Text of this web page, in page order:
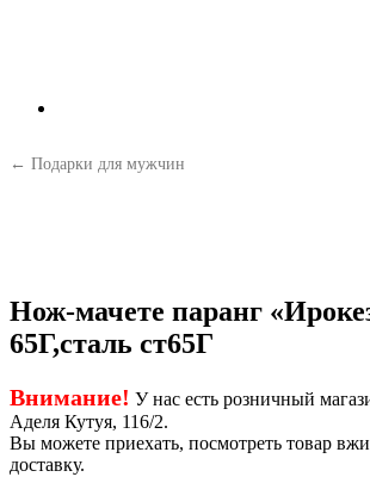
← Подарки для мужчин
Нож-мачете паранг
65Г,сталь ст65Г
Внимание! У нас есть розничный
Аделя Кутуя, 116/2.
Вы можете приехать, посмотреть товар
доставку.